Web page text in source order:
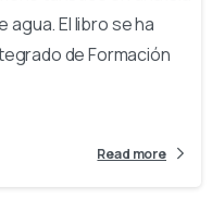
agua. El libro se ha
de Formación
Read more